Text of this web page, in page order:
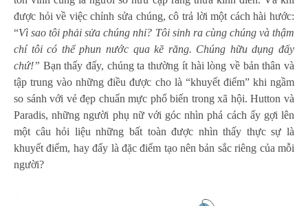
được hỏi về việc chỉnh sửa chúng, cô trả lời một cách hài hước:
“Vì sao tôi phải sửa chúng nhỉ? Tôi sinh ra cùng chúng vàthậm
chí tôi có thểphun nước qua kẽ răng. Chúng hữu dụng đấy
chứ!” Bạn thấy đấy, chúng ta thường ít hài lòng về bản thân và
tập trung vào những điều được cho là “khuyết điểm” khi ngầm
so sánh với vẻ đẹp chuẩn mực phổ biến trong xã hội. Hutton và
Paradis, những người phụ nữ với góc nhìn phá cách ấy gợi lên
một câu hỏi liệu những bất toàn được nhìn thấy thực sự là
khuyết điểm, hay đấy là đặc điểm tạo nên bản sắc riêng của mỗi
người?